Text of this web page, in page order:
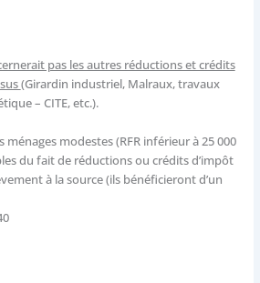
pas les autres réductions et crédits
(Girardin industriel, Malraux, travaux
– CITE, etc.).
ménages modestes (RFR inférieur à 25 000
du fait de réductions ou crédits d’impôt
à la source (ils bénéficieront d’un